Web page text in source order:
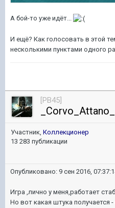
А бой-то уже идёт...
И ещё? Как голосовать в этой
несколькими пунктами одного
[PB45]
_Corvo_Attano_
Участник, Коллекционер
13 283 публикации
Опубликовано: 9 сен 2016,
Игра ,лично у меня,работает
Но вот какая штука получается